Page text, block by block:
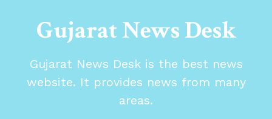
Gujarat News Desk
Gujarat News Desk is the best news
website. It provides news from many
areas.